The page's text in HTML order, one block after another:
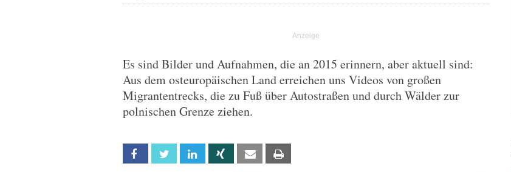
Es sind Bilder und Aufnahmen, die an 2015 erinnern, aber aktuell sind:
Aus dem osteuropäischen Land erreichen uns Videos von großen
Migrantentrecks, die zu Fuß über Autostraßen und durch Wälder zur
polnischen Grenze ziehen.
Facebook Twitter Linkedin Xing Email